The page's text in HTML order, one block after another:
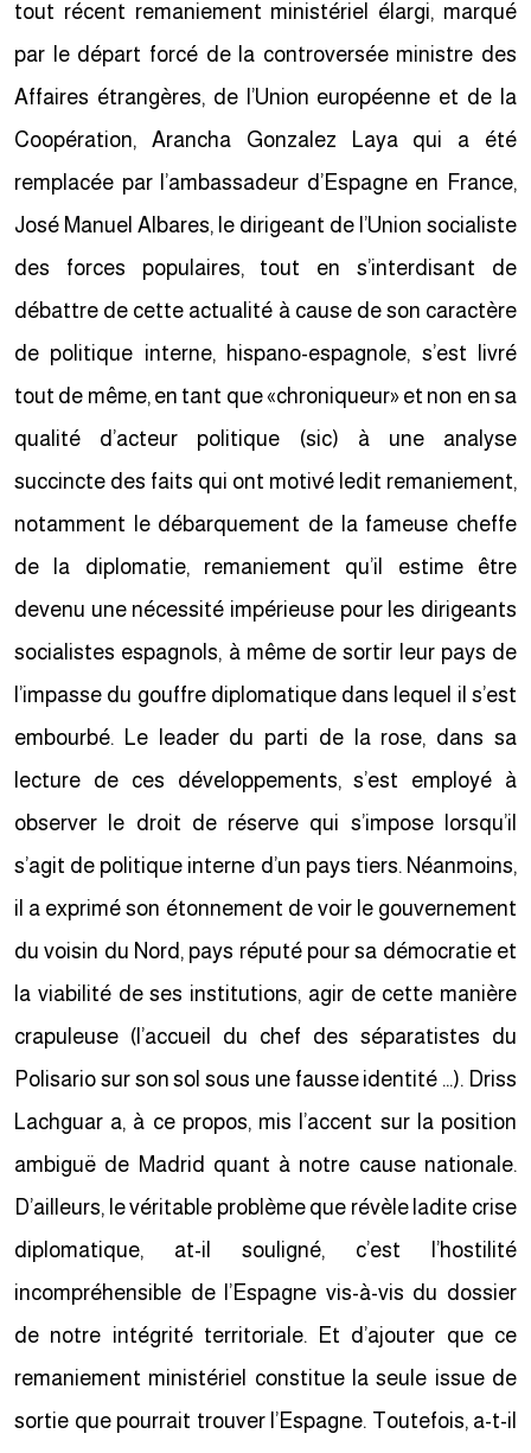
tout récent remaniement ministériel élargi, marqué
par le départ forcé de la controversée ministre des
Affaires étrangères, de l’Union européenne et de la
Coopération, Arancha Gonzalez Laya qui a été
remplacée par l’ambassadeur d’Espagne en France,
José Manuel Albares, le dirigeant de l’Union socialiste
des forces populaires, tout en s’interdisant de
débattre de cette actualité à cause de son caractère
de politique interne, hispano-espagnole, s’est livré
tout de même, en tant que «chroniqueur» et non en sa
qualité d’acteur politique (sic) à une analyse
succincte des faits qui ont motivé ledit remaniement,
notamment le débarquement de la fameuse cheffe
de la diplomatie, remaniement qu’il estime être
devenu une nécessité impérieuse pour les dirigeants
socialistes espagnols, à même de sortir leur pays de
l’impasse du gouffre diplomatique dans lequel il s’est
embourbé. Le leader du parti de la rose, dans sa
lecture de ces développements, s’est employé à
observer le droit de réserve qui s’impose lorsqu’il
s’agit de politique interne d’un pays tiers. Néanmoins,
il a exprimé son étonnement de voir le gouvernement
du voisin du Nord, pays réputé pour sa démocratie et
la viabilité de ses institutions, agir de cette manière
crapuleuse (l’accueil du chef des séparatistes du
Polisario sur son sol sous une fausse identité …). Driss
Lachguar a, à ce propos, mis l’accent sur la position
ambiguë de Madrid quant à notre cause nationale.
D’ailleurs, le véritable problème que révèle ladite crise
diplomatique, at-il souligné, c’est l’hostilité
incompréhensible de l’Espagne vis-à-vis du dossier
de notre intégrité territoriale. Et d’ajouter que ce
remaniement ministériel constitue la seule issue de
sortie que pourrait trouver l’Espagne. Toutefois, a-t-il